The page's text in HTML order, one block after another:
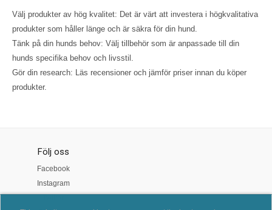
Välj produkter av hög kvalitet: Det är värt att investera i högkvalitativa
produkter som håller länge och är säkra för din hund.
Tänk på din hunds behov: Välj tillbehör som är anpassade till din
hunds specifika behov och livsstil.
Gör din research: Läs recensioner och jämför priser innan du köper
produkter.
Följ oss
Facebook
Instagram